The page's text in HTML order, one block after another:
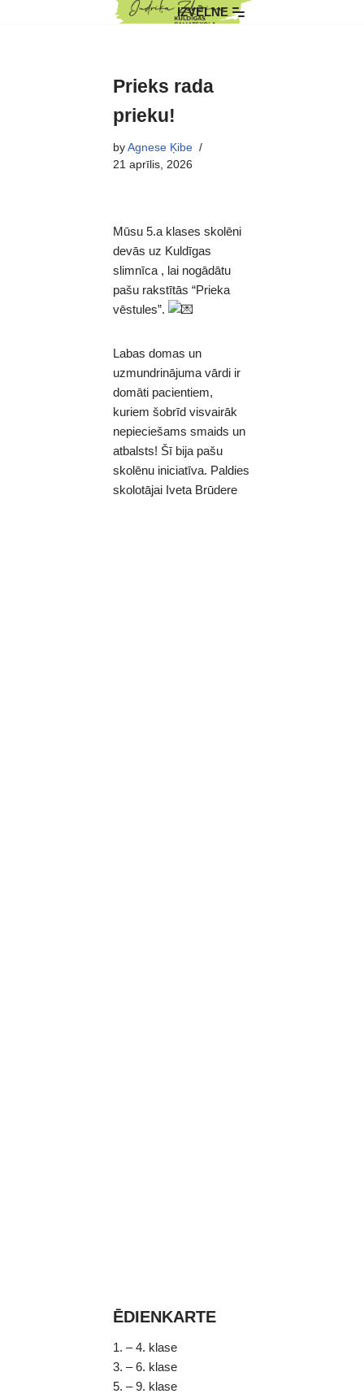
IZVĒLNE
Prieks rada
prieku!
by Agnese Ķibe
21 aprīlis, 2026
Mūsu 5.a klases skolēni
devās uz Kuldīgas
slimnīca , lai nogādātu
pašu rakstītās “Prieka
vēstules”.
Labas domas un
uzmundrinājuma vārdi ir
domāti pacientiem,
kuriem šobrīd visvairāk
nepieciešams smaids un
atbalsts! Šī bija pašu
skolēnu iniciatīva. Paldies
skolotājai Iveta Brūdere
ĒDIENKARTE
1. – 4. klase
3. – 6. klase
5. – 9. klase